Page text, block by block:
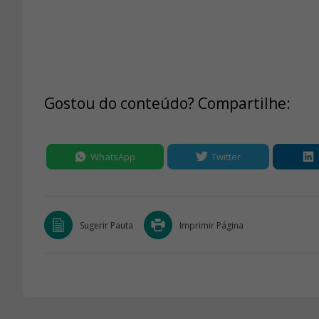
Gostou do conteúdo? Compartilhe:
WhatsApp Twitter
Sugerir Pauta Imprimir Página